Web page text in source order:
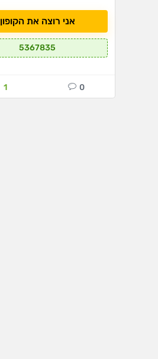
אני רוצה את הקופון
5367835
1 0